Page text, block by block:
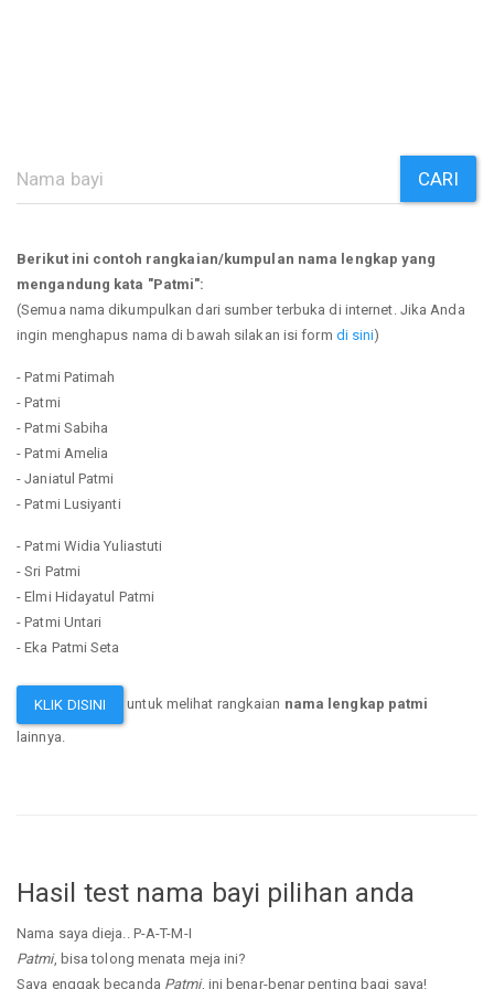
CARI
Berikut ini contoh rangkaian/kumpulan nama lengkap yang
mengandung kata "Patmi":
(Semua nama dikumpulkan dari sumber terbuka di internet. Jika Anda
ingin menghapus nama di bawah silakan isi form di sini)
- Patmi Patimah
- Patmi
- Patmi Sabiha
- Patmi Amelia
- Janiatul Patmi
- Patmi Lusiyanti
- Patmi Widia Yuliastuti
- Sri Patmi
- Elmi Hidayatul Patmi
- Patmi Untari
- Eka Patmi Seta
KLIK DISINI untuk melihat rangkaian nama lengkap patmi
lainnya.
Hasil test nama bayi pilihan anda
Nama saya dieja.. P-A-T-M-I
Patmi, bisa tolong menata meja ini?
Saya enggak becanda Patmi, ini benar-benar penting bagi saya!